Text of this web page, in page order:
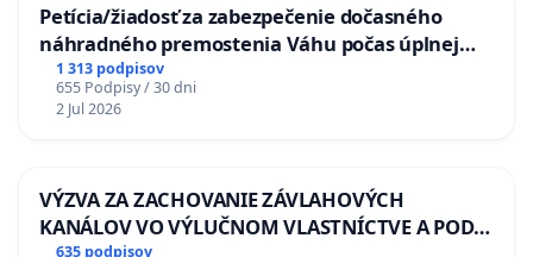
Petícia/žiadosť za zabezpečenie dočasného
náhradného premostenia Váhu počas úplnej
uzávery Vážskeho mosta v Komárne
1 313 podpisov
655 Podpisy / 30 dni
2 Jul 2026
VÝZVA ZA ZACHOVANIE ZÁVLAHOVÝCH
KANÁLOV VO VÝLUČNOM VLASTNÍCTVE A POD
635 podpisov